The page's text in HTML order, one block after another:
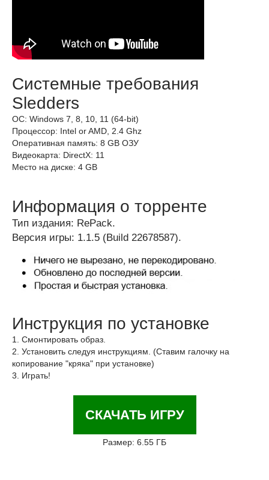
Системные требования
Sledders
ОС: Windows 7, 8, 10, 11 (64-bit)
Процессор: Intel or AMD, 2.4 Ghz
Оперативная память: 8 GB ОЗУ
Видеокарта: DirectX: 11
Место на диске: 4 GB
Информация о торренте
Тип издания: RePack.
Версия игры: 1.1.5 (Build 22678587).
Инструкция по установке
1. Смонтировать образ.
2. Установить следуя инструкциям. (Ставим галочку на
копирование "кряка" при установке)
3. Играть!
СКАЧАТЬ ИГРУ
Размер: 6.55 ГБ